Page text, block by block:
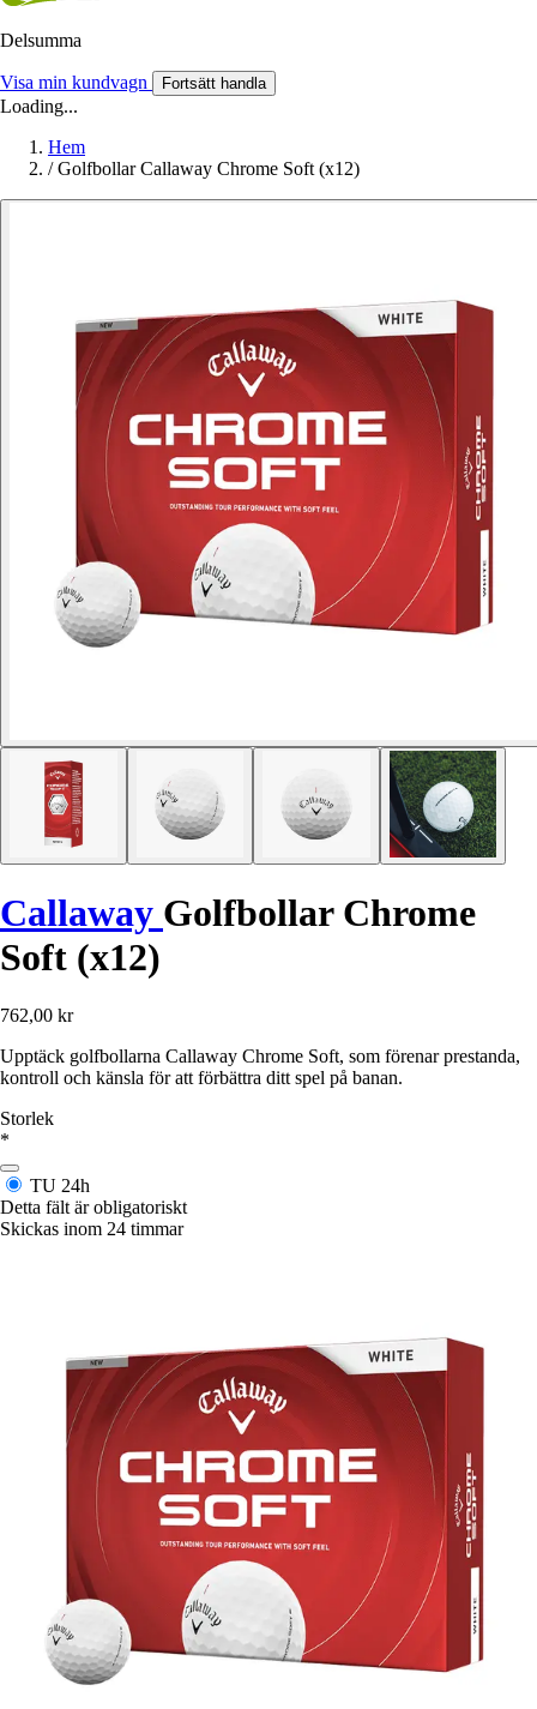
Delsumma
Visa min kundvagn Fortsätt handla
Loading...
Hem
/ Golfbollar Callaway Chrome Soft (x12)
Callaway Golfbollar Chrome
Soft (x12)
762,00 kr
Upptäck golfbollarna Callaway Chrome Soft, som förenar prestanda,
kontroll och känsla för att förbättra ditt spel på banan.
Storlek
*
TU 24h
Detta fält är obligatoriskt
Skickas inom 24 timmar